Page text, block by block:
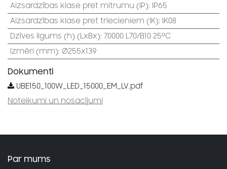
Aizsardzības klase pret mitrumu (IP): IP65
Aizsardzības klase pret triecieniem (IK): IK08
Dzīves ilgums (h) (LxBx): 70000 L70/B10 25⁰C
Izmēri (mm): Ø255x139
Dokumenti
UBE150_100W_LED_15000_EM_LV.pdf
Noteikumi un nosacījumi
Par mums